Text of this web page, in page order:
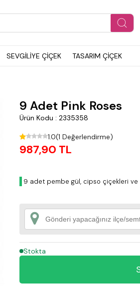
SEVGİLİYE ÇİÇEK TASARIM ÇİÇEK
9 Adet Pink Roses
Ürün Kodu : 2335358
1.0(1 Değerlendirme)
987,90 TL
9 adet pembe gül, cipso çiçekleri ve
Stokta